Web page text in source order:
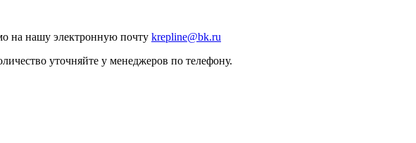
на нашу электронную почту krepline@bk.ru
уточняйте у менеджеров по телефону.